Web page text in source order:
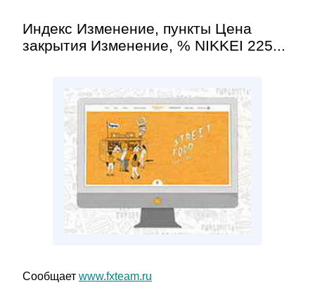
Индекс Изменение, пункты Цена
закрытия Изменение, % NIKKEI 225...
Сообщает www.fxteam.ru
Контакт»